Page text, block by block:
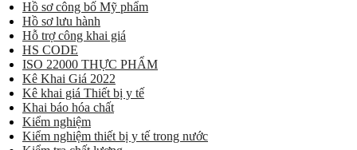
Hồ sơ công bố Mỹ phẩm
Hồ sơ lưu hành
Hỗ trợ công khai giá
HS CODE
ISO 22000 THỰC PHẨM
Kê Khai Giá 2022
Kê khai giá Thiết bị y tế
Khai báo hóa chất
Kiểm nghiệm
Kiểm nghiệm thiết bị y tế trong nước